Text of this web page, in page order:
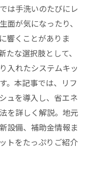
は手洗いのたびにレ
面が気になったり、
響くことがありま
な選択肢として、
入れたシステムキッ
。本記事では、リフ
ュを導入し、省エネ
を詳しく解説。地元
設備、補助金情報ま
トをたっぷりご紹介